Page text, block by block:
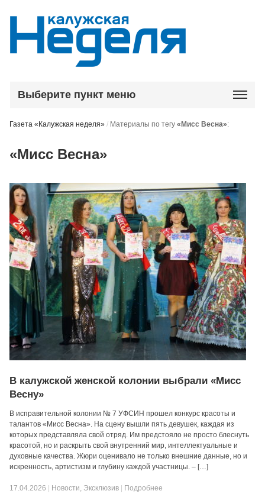
Выберите пункт меню
Газета «Калужская неделя» / Материалы по тегу«Мисс Весна»:
«Мисс Весна»
В калужской женской колонии выбрали «Мисс
Весну»
В исправительной колонии № 7 УФСИН прошел конкурс красоты и
талантов «Мисс Весна». На сцену вышли пять девушек, каждая из
которых представляла свой отряд. Им предстояло не просто блеснуть
красотой, но и раскрыть свой внутренний мир, интеллектуальные и
духовные качества. Жюри оценивало не только внешние данные, но и
искренность, артистизм и глубину каждой участницы. – […]
17.04.2026 Новости, Эксклюзив Подробнее